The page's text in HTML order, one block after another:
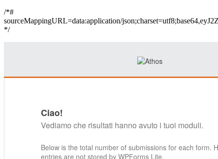
/*#
sourceMappingURL=data:application/
*/
Ciao!
Vediamo che risultati hanno avuto i tuoi moduli.
Below is the total number of submissions for each form.
entries are not stored by WPForms Lite.